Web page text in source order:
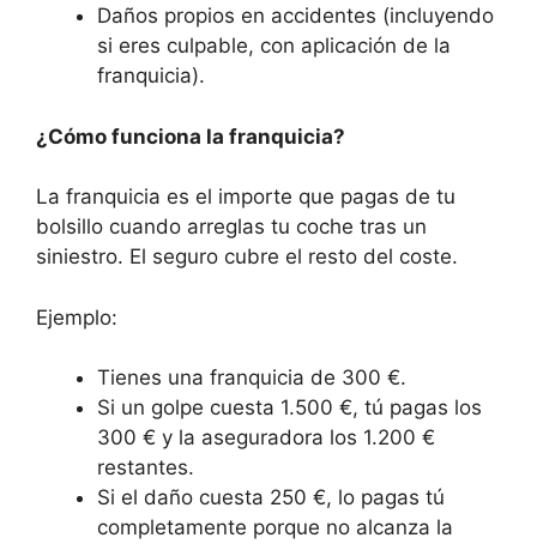
Daños propios en accidentes (incluyendo
si eres culpable, con aplicación de la
franquicia).
¿Cómo funciona la franquicia?
La franquicia es el importe que pagas de tu
bolsillo cuando arreglas tu coche tras un
siniestro. El seguro cubre el resto del coste.
Ejemplo:
Tienes una franquicia de 300 €.
Si un golpe cuesta 1.500 €, tú pagas los
300 € y la aseguradora los 1.200 €
restantes.
Si el daño cuesta 250 €, lo pagas tú
completamente porque no alcanza la